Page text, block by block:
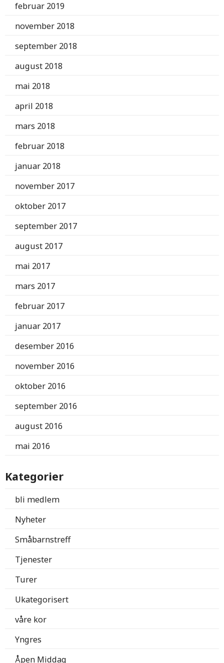
februar 2019
november 2018
september 2018
august 2018
mai 2018
april 2018
mars 2018
februar 2018
januar 2018
november 2017
oktober 2017
september 2017
august 2017
mai 2017
mars 2017
februar 2017
januar 2017
desember 2016
november 2016
oktober 2016
september 2016
august 2016
mai 2016
Kategorier
bli medlem
Nyheter
Småbarnstreff
Tjenester
Turer
Ukategorisert
våre kor
Yngres
Åpen Middag